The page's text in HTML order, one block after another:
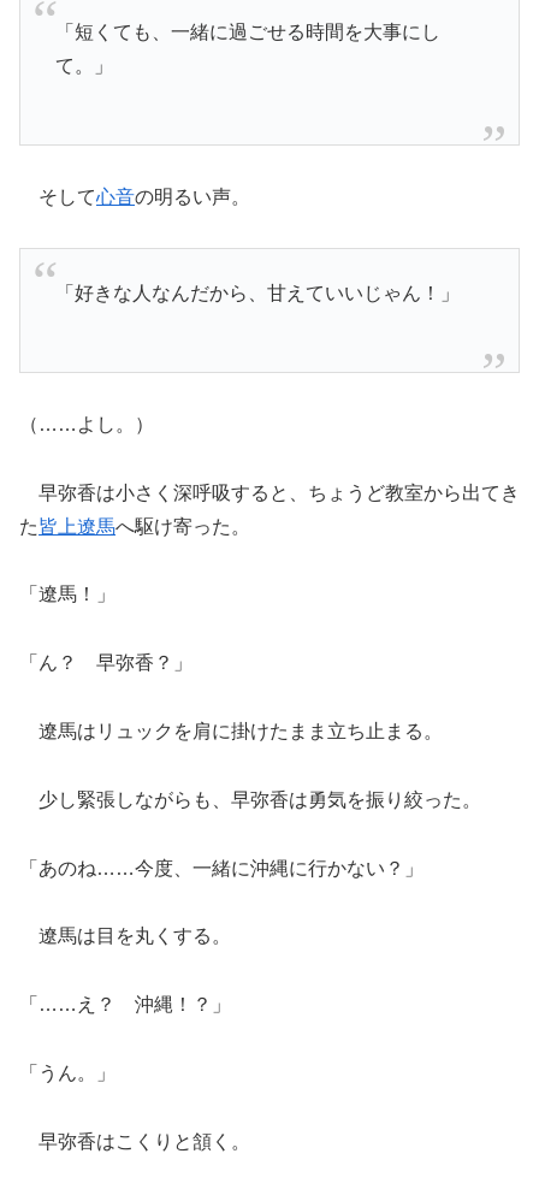
「短くても、一緒に過ごせる時間を大事にし
て。」
そして心音の明るい声。
「好きな人なんだから、甘えていいじゃん！」
（……よし。）
早弥香は小さく深呼吸すると、ちょうど教室から出てき
た皆上遼馬へ駆け寄った。
「遼馬！」
「ん？ 早弥香？」
遼馬はリュックを肩に掛けたまま立ち止まる。
少し緊張しながらも、早弥香は勇気を振り絞った。
「あのね……今度、一緒に沖縄に行かない？」
遼馬は目を丸くする。
「……え？ 沖縄！？」
「うん。」
早弥香はこくりと頷く。